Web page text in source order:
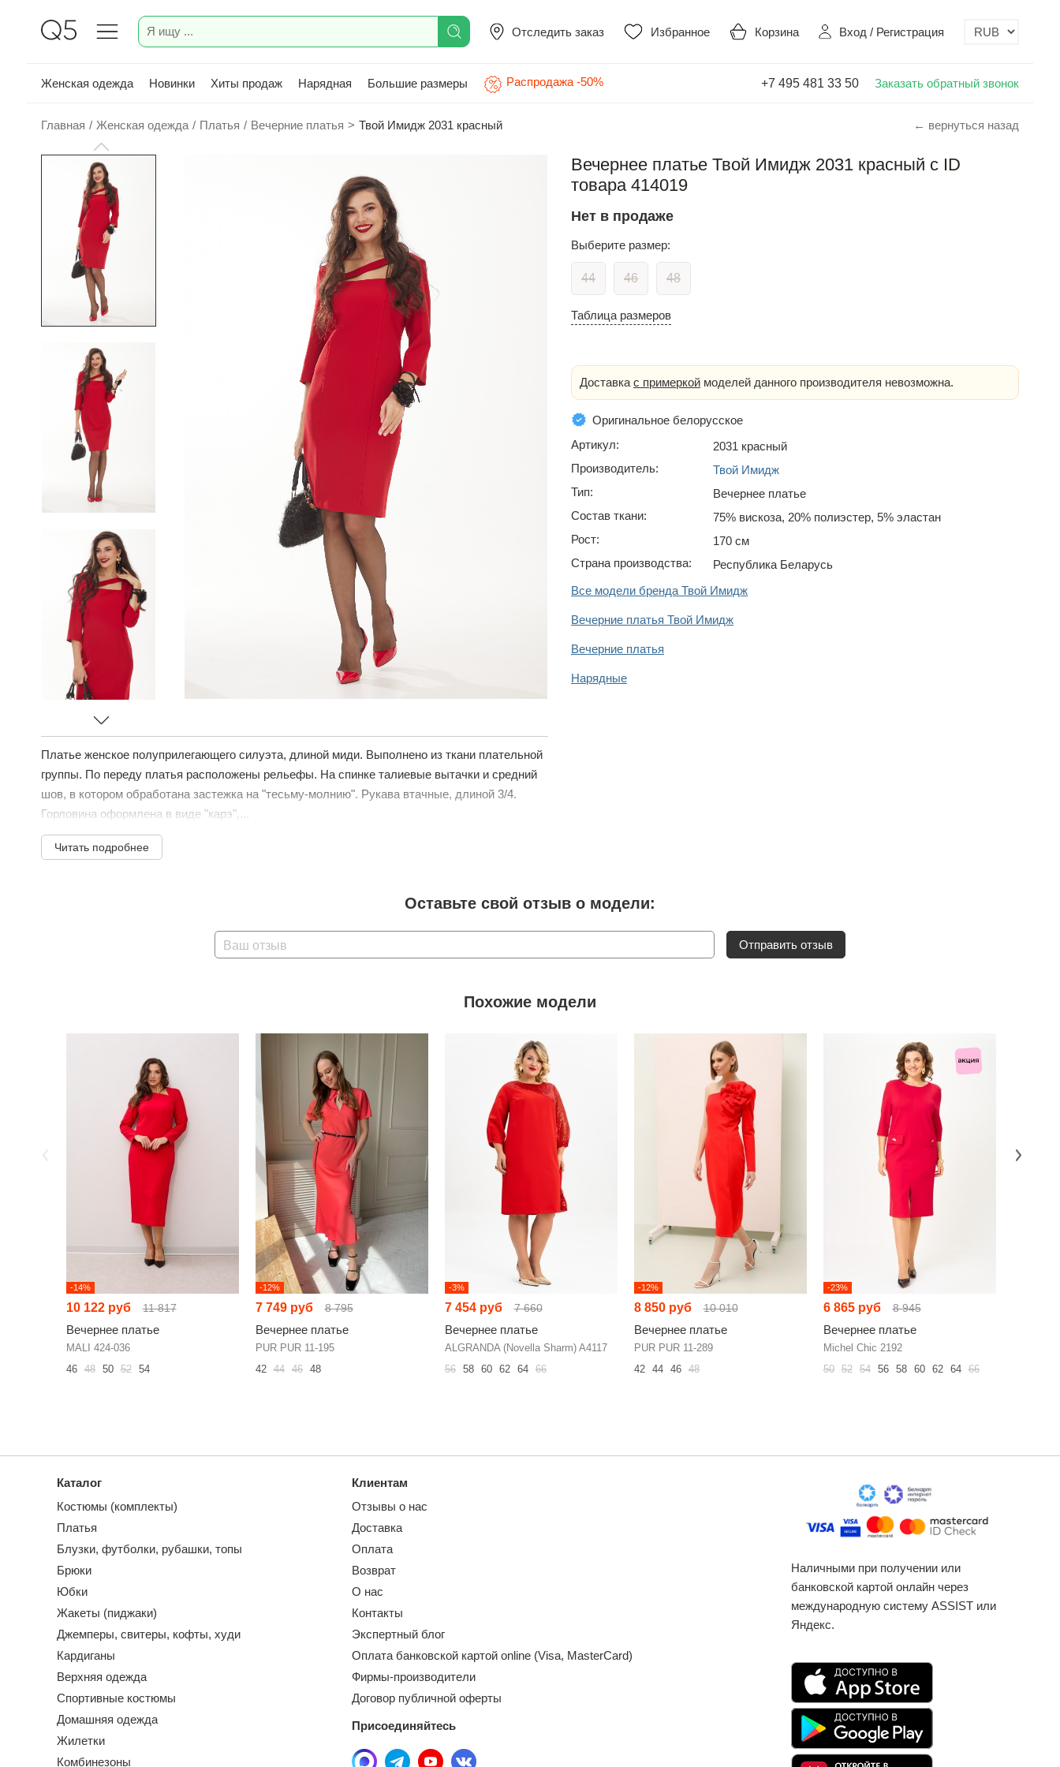
Отследить заказ Избранное Корзина Вход / Регистрация
Женская одежда Новинки Хиты продаж Нарядная Большие размеры Распродажа -50% +7 495 481 33 50 Заказать обратный звонок
Главная / Женская одежда / Платья / Вечерние платья > Твой Имидж 2031 красный ← вернуться назад
Платье женское полуприлегающего силуэта, длиной миди. Выполнено из ткани плательной
группы. По переду платья расположены рельефы. На спинке талиевые вытачки и средний
шов, в котором обработана застежка на "тесьму-молнию". Рукава втачные, длиной 3/4.
Горловина оформлена в виде "карэ",...
Читать подробнее
Вечернее платье Твой Имидж 2031 красный с ID
товара 414019
Нет в продаже
Выберите размер:
44 46 48
Таблица размеров
Доставка с примеркой моделей данного производителя невозможна.
Оригинальное белорусское
Артикул:
2031 красный
Производитель:
Твой Имидж
Тип:
Вечернее платье
Состав ткани:
75% вискоза, 20% полиэстер, 5% эластан
Рост:
170 см
Страна производства:
Республика Беларусь
Все модели бренда Твой Имидж
Вечерние платья Твой Имидж
Вечерние платья
Нарядные
Оставьте свой отзыв о модели:
Ваш отзыв Отправить отзыв
Похожие модели
-14%
10 122 руб 11 817
Вечернее платье
MALI 424-036
46 48 50 52 54
-12%
7 749 руб 8 795
Вечернее платье
PUR PUR 11-195
42 44 46 48
-3%
7 454 руб 7 660
Вечернее платье
ALGRANDA (Novella Sharm) A4117
56
58 60 62 64 66
-12%
8 850 руб 10 010
Вечернее платье
PUR PUR 11-289
42
44 46 48
-23%
6 865 руб 8 945
Вечернее платье
Michel Chic 2192
50 52 54 56 58 60 62 64 66
Каталог
Костюмы (комплекты)
Платья
Блузки, футболки, рубашки, топы
Брюки
Юбки
Жакеты (пиджаки)
Джемперы, свитеры, кофты, худи
Кардиганы
Верхняя одежда
Спортивные костюмы
Домашняя одежда
Жилетки
Комбинезоны
Клиентам
Отзывы о нас
Доставка
Оплата
Возврат
О нас
Контакты
Экспертный блог
Оплата банковской картой online (Visa, MasterCard)
Фирмы-производители
Договор публичной оферты
Присоединяйтесь
Наличными при получении или
банковской картой онлайн через
международную систему ASSIST или
Яндекс.